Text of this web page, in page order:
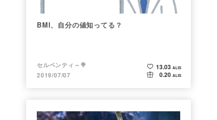
BMI、自分の値知ってる？
セルペンティ～🍭
2019/07/07
13.03 ALIS
0.20 ALIS